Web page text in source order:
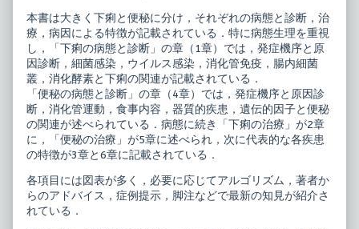
本書は大きく下痢と便秘に分け，それぞれの病態と診断，治
療，病因による特徴が記載されている．特に病態生理を重視
し，「下痢の病態と診断」の章（1章）では，発症機序と原
因診断，細菌感染，ウイルス感染，消化管免疫，腸内細菌
叢，消化酵素と下痢の関連が記載されている．
「便秘の病態と診断」の章（4章）では，発症機序と原因診
断，消化管運動，食事内容，器質的疾患，遺伝的因子と便秘
の関連が述べられている．病態に続き「下痢の治療」が2章
に，「便秘の治療」が5章に述べられ，次に代表的な各疾患
の特徴が3章と6章に記載されている．
各項目には図表が多く，必要に応じてアルゴリズム，著者か
らのアドバイス，症例提示，脚注などで最新の知見が紹介さ
れている．